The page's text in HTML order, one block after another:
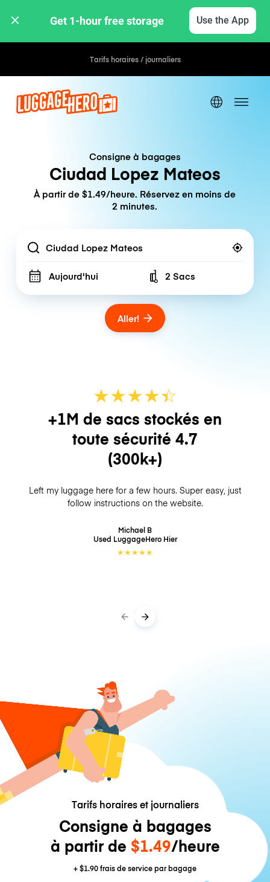
Get 1-hour free storage Use the App
Tarifs horaires / journaliers
Consigne à bagages
Ciudad Lopez Mateos
À partir de $1.49/heure. Réservez en moins de
2 minutes.
Location
Aujourd'hui Number of bags
2 Sacs
Aller!
★★★★☆
★
+1M de sacs stockés en
toute sécurité 4.7
(300k+)
Left my luggage here for a few hours. Super easy, just
follow instructions on the website.
Michael B
Used LuggageHero Hier
★★★★★
Tarifs horaires et journaliers
Consigne à bagages
à partir de $1.49/heure
+$1.90frais de service par bagage